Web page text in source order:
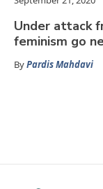
Under attack
feminism go
ByPardis Mahdavi